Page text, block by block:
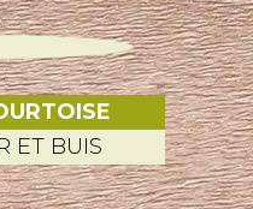
ET BUIS